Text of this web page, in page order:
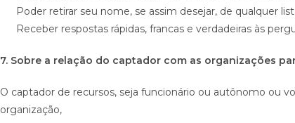
Poder retirar seu nome, se assim desejar, de qualquer
Receber respostas rápidas, francas e verdadeiras às
7. Sobre a relação do captador com as organizações
O captador de recursos, seja funcionário ou autônomo ou
organização,